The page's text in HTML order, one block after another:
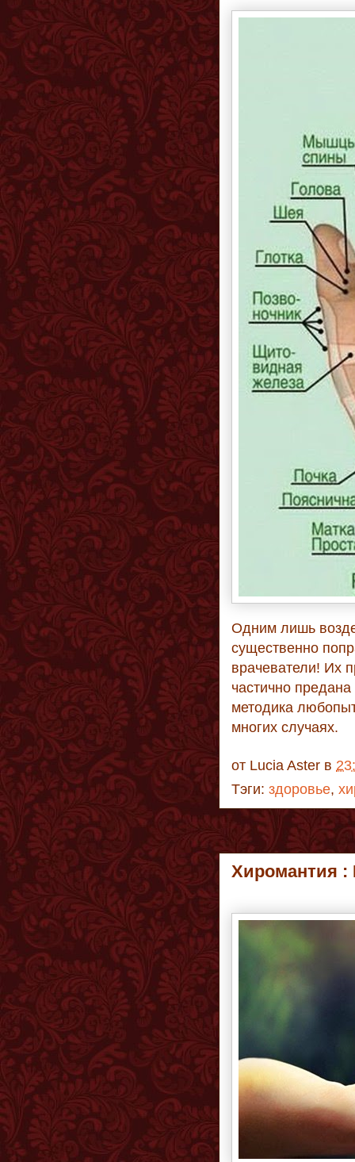
Одним лишь
существенно
врачеватели! Их
частично
методика
многих случаях.
от Lucia Aster в
Тэги: здоровье,
Хиромантия :